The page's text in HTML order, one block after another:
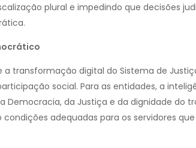
plural e impedindo que decisões
a transformação digital do Sistema de
social. Para as entidades, a
Democracia, da Justiça e da dignidade do
adequadas para os servidores